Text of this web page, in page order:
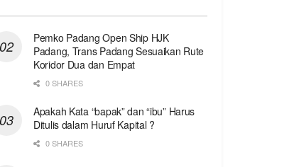
Pemko Padang Open Ship HJK
Padang, Trans Padang Sesuaikan Rute
Koridor Dua dan Empat
0 SHARES
Apakah Kata “bapak” dan “ibu” Harus
Ditulis dalam Huruf Kapital ?
0 SHARES